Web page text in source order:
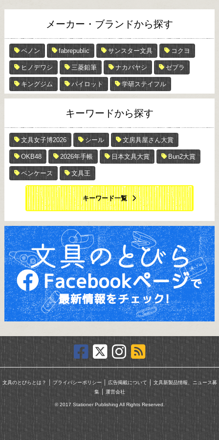
メーカー・ブランドから探す
ペノン fabrepublic サンスター文具 コクヨ
ヒノデワシ 三菱鉛筆 ナカバヤシ ゼブラ
キングジム パイロット 学研ステイフル
キーワードから探す
文具女子博2026 シール 文房具屋さん大賞
OKB48 2026年手帳 日本文具大賞 Bun2大賞
ペンケース 文具王
キーワード一覧
文具のとびらとは？ ｜ プライバシーポリシー｜ 広告掲載について ｜ 文具新製品情報、ニュース募
集｜ 運営会社
© 2017 Stationer Publishing All Rights Reserved.